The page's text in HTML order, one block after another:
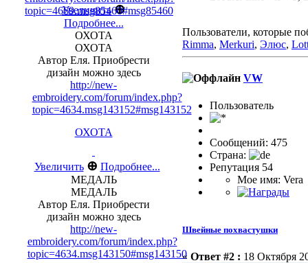
topic=4669.msg85460#msg85460
Увеличить ⊕
Подробнее...
ОХОТА
ОХОТА
Автор Еля. Приобрести
дизайн можно здесь
http://new-
embroidery.com/forum/index.php?
topic=4634.msg143152#msg143152
ОХОТА
Увеличить ⊕ Подробнее...
МЕДАЛЬ
МЕДАЛЬ
Автор Еля. Приобрести
дизайн можно здесь
http://new-
embroidery.com/forum/index.php?
topic=4634.msg143150#msg143150
Пользователи, которые
Rimma, Merkuri, Элюс,
VW
Пользовaтeль
Сообщений: 475
Страна:
Репутация 54
Мое имя: Vera
Швейные похвастушки
« Ответ #2 : 18 Октября